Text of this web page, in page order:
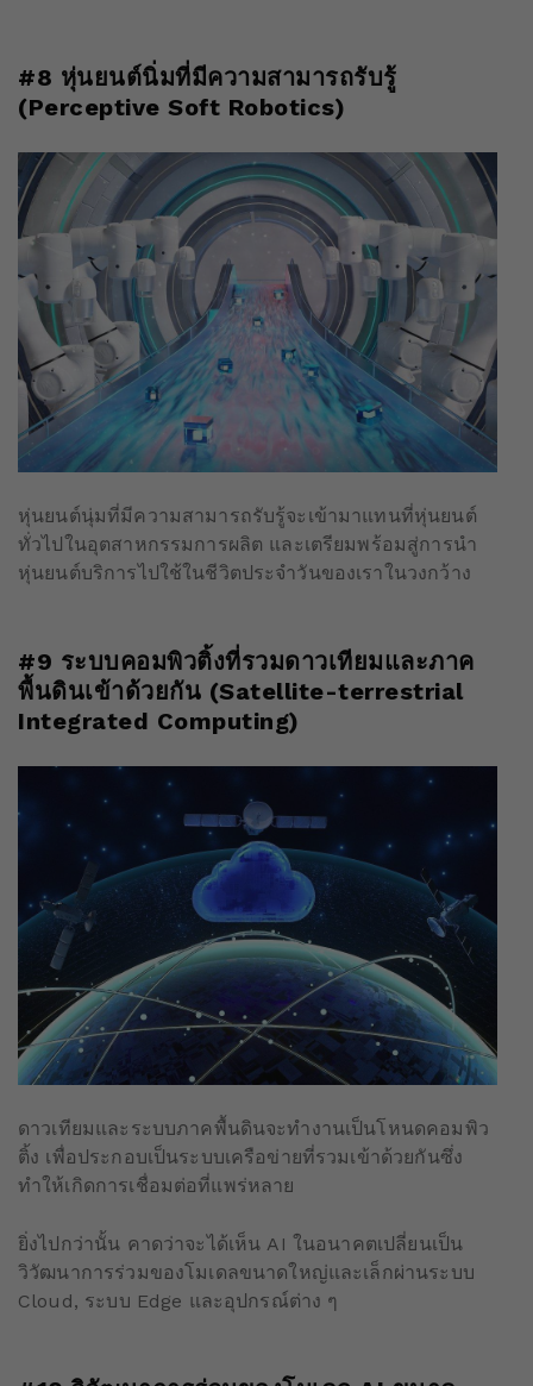
#8 หุ่นยนต์นิ่มที่มีความสามารถรับรู้
(Perceptive Soft Robotics)
หุ่นยนต์นุ่มที่มีความสามารถรับรู้จะเข้ามาแทนที่หุ่นยนต์
ทั่วไปในอุตสาหกรรมการผลิต และเตรียมพร้อมสู่การนำ
หุ่นยนต์บริการไปใช้ในชีวิตประจำวันของเราในวงกว้าง
#9 ระบบคอมพิวติ้งที่รวมดาวเทียมและภาค
พื้นดินเข้าด้วยกัน (Satellite-terrestrial
Integrated Computing)
ดาวเทียมและระบบภาคพื้นดินจะทำงานเป็นโหนดคอมพิว
ติ้ง เพื่อประกอบเป็นระบบเครือข่ายที่รวมเข้าด้วยกันซึ่ง
ทำให้เกิดการเชื่อมต่อที่แพร่หลาย
ยิ่งไปกว่านั้น คาดว่าจะได้เห็น AI ในอนาคตเปลี่ยนเป็น
วิวัฒนาการร่วมของโมเดลขนาดใหญ่และเล็กผ่านระบบ
Cloud, ระบบ Edge และอุปกรณ์ต่าง ๆ